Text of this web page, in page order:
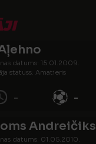
datums: 15.01.2009.
statuss: Amatieris
- -
Andreičiks
datums: 01.05.2010.